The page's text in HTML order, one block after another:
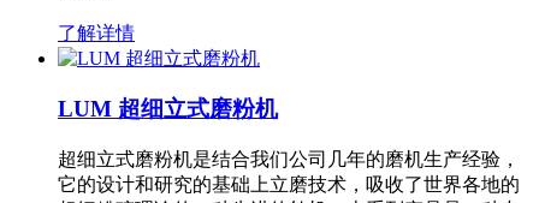
了解详情
LUM 超细立式磨粉机
超细立式磨粉机是结合我们公司几年的磨机生产经验，
它的设计和研究的基础上立磨技术，吸收了世界各地的